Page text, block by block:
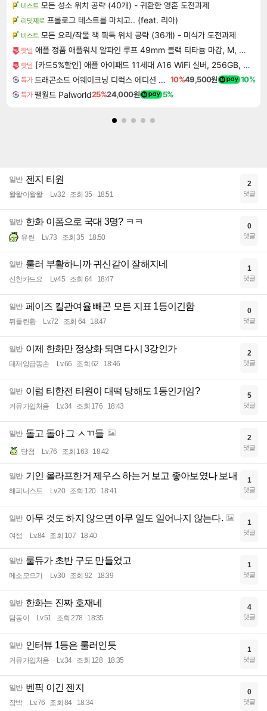
비스트 모든 성소 위치 공략 (40개) - 귀환한 영혼 도전과제
리밋제로 프롤로그 테스트를 마치고.. (feat. 리아)
비스트 모든 요리/작물 책 획득 위치 공략 (36개) - 미식가 도전과제
핫딜 애플 정품 애플워치 알파인 루프 49mm 블랙 티타늄 마감, M, 라이트 블루
핫딜 [카드5%할인] 애플 아이패드 11세대 A16 WiFi 실버, 256GB, WiFi전용
특가 드래곤소드 어웨이크닝 디럭스 에디션 DragonSword Awakening Deluxe Edition 10%49,500원 10%
특가 팰월드 Palworld25%24,000원 5%
일반 젠지 티원
왈왈이왈왈 Lv.32 조회 35 18:51
2
댓글
일반 한화 이폼으로 국대 3명? ㅋㅋ
유린 Lv.73 조회 35 18:50
0
댓글
일반 룰러 부활하니까 귀신같이 잘해지네
신한카드요 Lv.45 조회 64 18:47
1
댓글
일반 페이즈 킬관여율 빼곤 모든 지표 1등이긴함
뒤틀린황 Lv.72 조회 64 18:47
0
댓글
일반 이제 한화만 정상화 되면 다시 3강인가
대재앙급똥손 Lv.66 조회 62 18:46
2
댓글
일반 이럼 티한전 티원이 대떡 당해도 1등인거임?
커뮤가입처음 Lv.34 조회 176 18:43
5
댓글
일반 돌고 돌아 그 ㅅㄲ들
당첨 Lv.76 조회 163 18:42
2
댓글
일반 기인 올라프한거 제우스 하는거 보고 좋아보였나 보내
해피니스트 Lv.20 조회 120 18:41
1
댓글
일반 아무 것도 하지 않으면 아무 일도 일어나지 않는다.
여챔 Lv.84 조회 107 18:40
1
댓글
일반 룰듀가 초반 구도 만들었고
메소모으기 Lv.30 조회 92 18:39
1
댓글
일반 한화는 진짜 호재네
탐동이 Lv.51 조회 278 18:35
4
댓글
일반 인터뷰 1등은 룰러인듯
커뮤가입처음 Lv.34 조회 128 18:35
1
댓글
일반 벤픽 이긴 젠지
장박 Lv.76 조회 84 18:34
0
댓글